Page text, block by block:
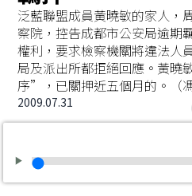
泛藍聯盟成員黃曉敏的家人，
察院，控告成都市公安局逾期
權利，要求檢察機關將違法人
局及派出所都拒絕回應。黃曉
序”，已關押近五個月的。（
2009.07.31